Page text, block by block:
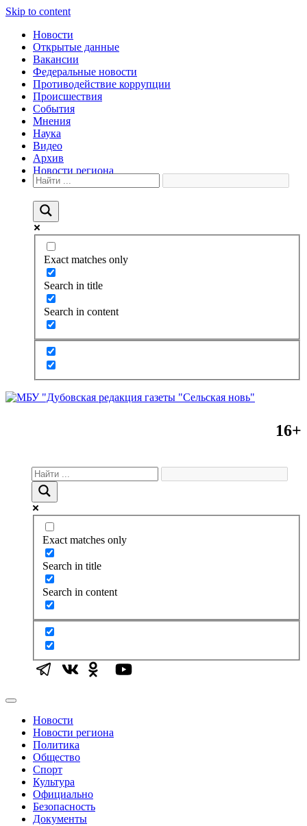
Skip to content
Новости
Открытые данные
Вакансии
Федеральные новости
Противодействие коррупции
Происшествия
События
Мнения
Наука
Видео
Архив
Новости региона
Exact matches only
Search in title
Search in content
16+
Exact matches only
Search in title
Search in content
Новости
Новости региона
Политика
Общество
Спорт
Культура
Официально
Безопасность
Документы